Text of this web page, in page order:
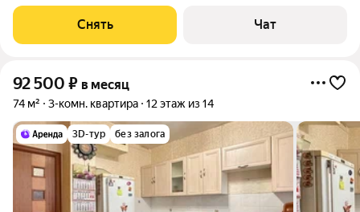
Стиральная машина Холодильник Микроволновка Пылесос
Дом - панельный, окна выходят во двор и
Снять Чат
92 500 ₽ в месяц
74 м² 3-комн. квартира 12 этаж из 14
3D-тур без залога